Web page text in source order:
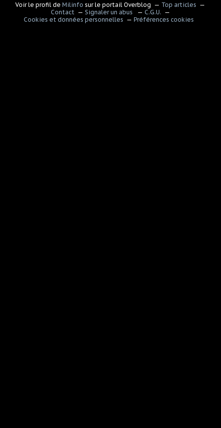
Voir le profil deMilinfo sur le portail Overblog
Top articles
Contact
Signaler un abus
C.G.U.
Cookies et données personnelles
Préférences cookies